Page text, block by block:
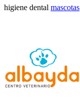
higiene dental mascotas